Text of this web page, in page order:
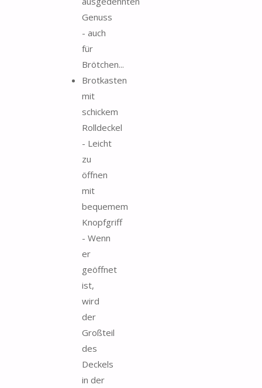
Genuss
- auch
für
Brötchen...
Brotkasten
mit
schickem
Rolldeckel
- Leicht
zu
öffnen
mit
bequemem
Knopfgriff
- Wenn
er
geöffnet
ist,
wird
der
Großteil
des
Deckels
in der